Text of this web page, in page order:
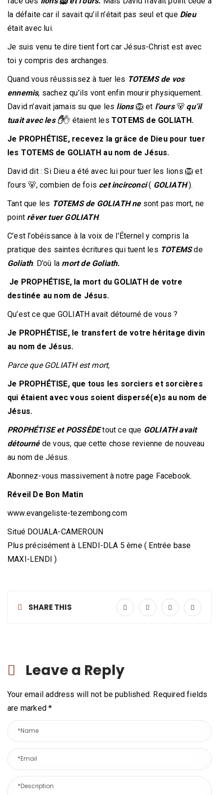
la défaite car il savait qu’il n’était pas seul et que Dieu
était avec lui.
Je suis venu te dire tient fort car Jésus-Christ est avec
toi y compris des archanges.
Quand vous réussissez à tuer les TOTEMS de vos
ennemis, sachez qu’ils vont enfin mourir physiquement.
David n’avait jamais su que les lions🦁 et l’ours🐻 qu’il
tuait avec les ✋✋ étaient lesTOTEMS de GOLIATH.
Je PROPHÉTISE, recevez la grâce de Dieu pour tuer
les TOTEMS de GOLIATH au nom de Jésus.
David dit : Si Dieu a été avec lui pour tuer les lions 🦁 et
l’ours 🐻, combien de fois cet incirconci( GOLIATH).
Tant que les TOTEMS de GOLIATH nesont pas mort, ne
point rêver tuer GOLIATH.
C’est l’obéissance à la voix de l’Éternel y compris la
pratique des saintes écritures qui tuent les TOTEMSde
Goliath. D’où la mort de Goliath.
Je PROPHÉTISE, la mort du GOLIATH de votre
destinée au nom de Jésus.
Qu’est ce que GOLIATH avait détourné de vous ?
Je PROPHÉTISE, le transfert de votre héritage divin
au nom de Jésus.
Parce que GOLIATH est mort,
Je PROPHÉTISE, que tous les sorciers et sorcières
qui étaient avec vous soient dispersé(e)s au nom de
Jésus.
PROPHÉTISE et POSSÈDEtout ce que GOLIATH avait
détournéde vous, que cette chose revienne de nouveau
au nom de Jésus.
Abonnez-vous massivement à notre page Facebook.
Réveil De Bon Matin
www.evangeliste-tezembong.com
Situé DOUALA-CAMEROUN
Plus précisément à LENDI-DLA 5 ème ( Entrée base
MAXI-LENDI )
SHARE THIS
Leave a Reply
Your email address will not be published. Required fields
are marked*